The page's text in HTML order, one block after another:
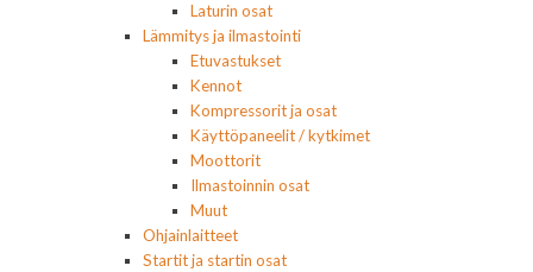
Laturin osat
Lämmitys ja ilmastointi
Etuvastukset
Kennot
Kompressorit ja osat
Käyttöpaneelit / kytkimet
Moottorit
Ilmastoinnin osat
Muut
Ohjainlaitteet
Startit ja startin osat